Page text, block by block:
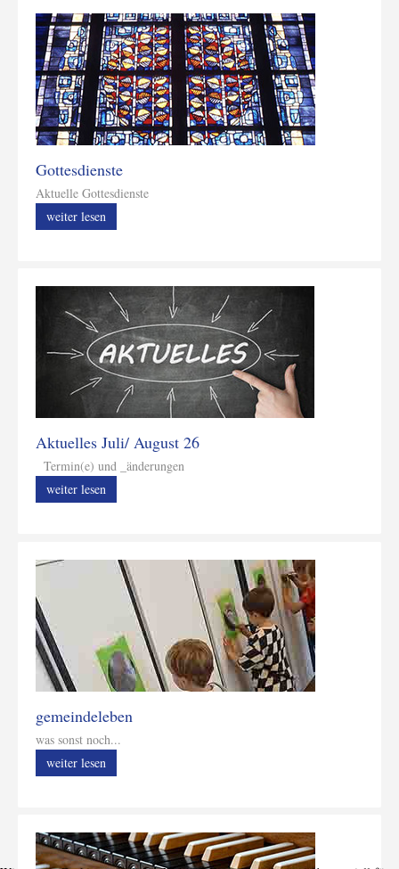
Gottesdienste
Aktuelle Gottesdienste
weiter lesen
Aktuelles Juli/ August 26
Termin(e) und _änderungen
weiter lesen
gemeindeleben
was sonst noch...
weiter lesen